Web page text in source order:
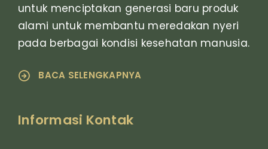
untuk menciptakan generasi baru produk
alami untuk membantu meredakan nyeri
pada berbagai kondisi kesehatan manusia.
BACA SELENGKAPNYA
Informasi Kontak